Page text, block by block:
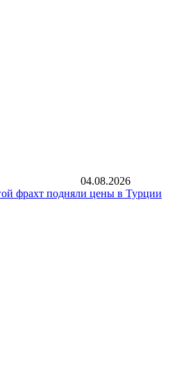
04.08.2026
фрахт подняли цены в Турции